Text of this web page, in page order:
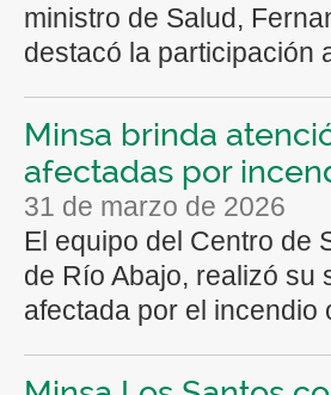
ministro de Salud,
destacó la participación
Minsa brinda
afectadas por
31 de marzo de 2026
El equipo del Centro de
de Río Abajo, realizó su
afectada por el incendio